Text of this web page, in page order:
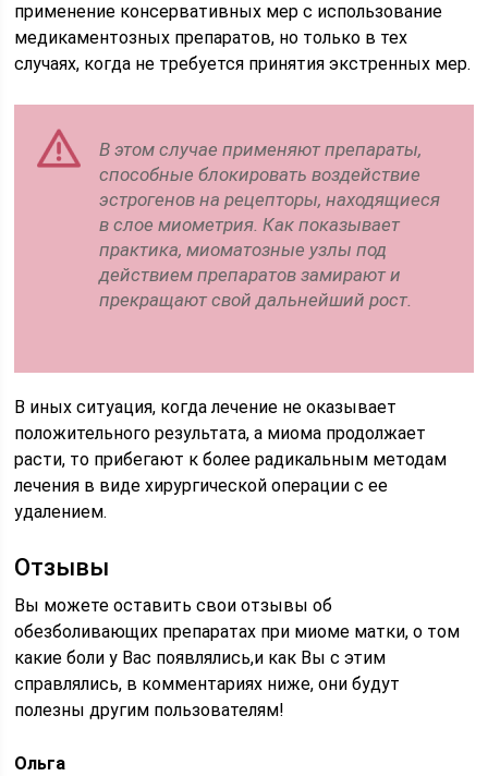
применение консервативных мер с использование
медикаментозных препаратов, но только в тех
случаях, когда не требуется принятия экстренных мер.
В этом случае применяют препараты,
способные блокировать воздействие
эстрогенов на рецепторы, находящиеся
в слое миометрия. Как показывает
практика, миоматозные узлы под
действием препаратов замирают и
прекращают свой дальнейший рост.
В иных ситуация, когда лечение не оказывает
положительного результата, а миома продолжает
расти, то прибегают к более радикальным методам
лечения в виде хирургической операции с ее
удалением.
Отзывы
Вы можете оставить свои отзывы об
обезболивающих препаратах при миоме матки, о том
какие боли у Вас появлялись,и как Вы с этим
справлялись, в комментариях ниже, они будут
полезны другим пользователям!
Ольга